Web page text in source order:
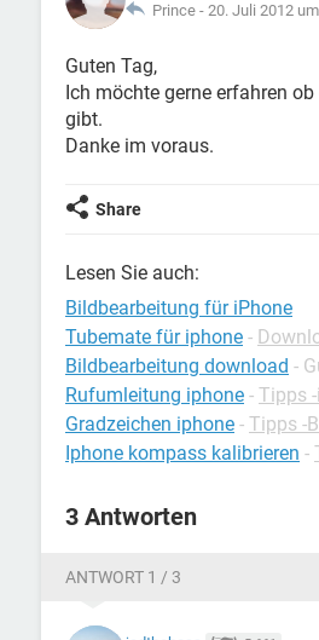
Prince - 20. Juli 2012
Guten Tag,
Ich möchte gerne erfahren
gibt.
Danke im voraus.
Share
Lesen Sie auch:
Bildbearbeitung für iPhone
Tubemate für iphone -
Bildbearbeitung download -
Rufumleitung iphone - Tipps
Gradzeichen iphone - Tipps -
Iphone kompass kalibrieren -
3 Antworten
ANTWORT 1 / 3